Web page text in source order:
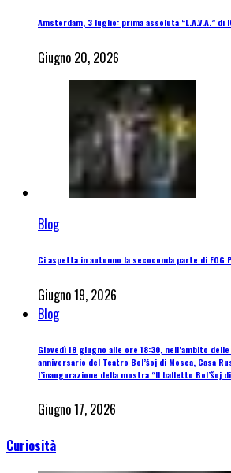
Amsterdam, 3 luglio: prima assoluta “L.A.V.A.” di
Giugno 20, 2026
Blog
Ci aspetta in autunno la secoconda parte di
Giugno 19, 2026
Blog
Giovedì 18 giugno alle ore 18:30, nell’ambito
anniversario del Teatro Bol’šoj di Mosca, Casa
l’inaugurazione della mostra “Il balletto Bol’šoj
Giugno 17, 2026
Curiosità